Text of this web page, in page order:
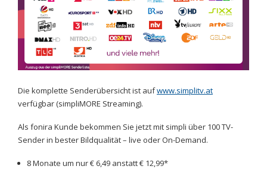
Die komplette Senderübersicht ist aufwww.simplitv.at
verfügbar (simpliMORE Streaming).
Als fonira Kunde bekommen Sie jetzt mit simpli über 100 TV-
Sender in bester Bildqualität – live oder On-Demand.
8 Monate um nur € 6,49 anstatt € 12,99*